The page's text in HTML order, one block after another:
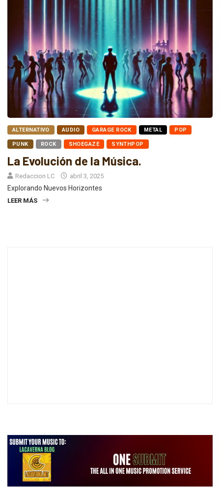
ALTERNATIVO AUDIO GARAGE ROCK METAL POP
PUNK ROCK SHOEGAZE SYNTHPOP
La Evolución de la Música.
Redaccion LC abril 3, 2025
Explorando Nuevos Horizontes
LEER MÁS